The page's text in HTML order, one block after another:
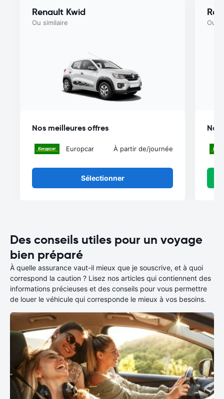
Renault Kwid
Ou similaire
Nos meilleures offres
Europcar À partir de/journée
Sélectionner
Ou
Nos
Des conseils utiles pour un voyage
bien préparé
À quelle assurance vaut-il mieux que je souscrive, et à quoi
correspond la caution ? Lisez nos articles qui contiennent des
informations précieuses et des conseils pour vous permettre
de louer le véhicule qui corresponde le mieux à vos besoins.